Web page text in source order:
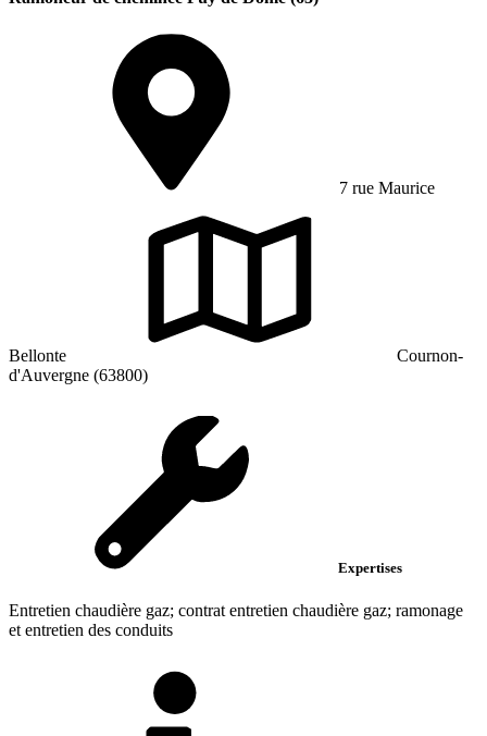
7 rue Maurice
Bellonte
Cournon-
d'Auvergne (63800)
Expertises
Entretien chaudière gaz; contrat entretien chaudière gaz; ramonage
et entretien des conduits